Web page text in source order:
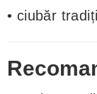
• ciubăr